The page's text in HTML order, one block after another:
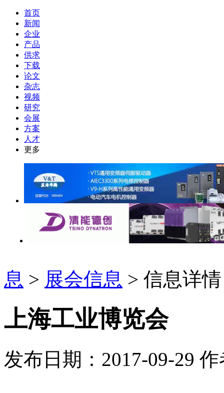
首页
新闻
企业
产品
供求
下载
论文
杂志
视频
研究
会展
方案
人才
更多
息 > 展会信息 > 信息详情
上海工业博览会
发布日期：2017-09-29 作